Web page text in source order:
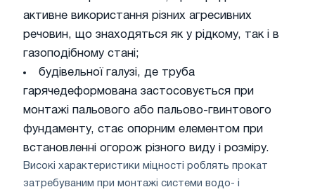
активне використання різних агресивних
речовин, що знаходяться як у рідкому, так і в
газоподібному стані;
будівельної галузі, де труба
гарячедеформована застосовується при
монтажі пальового або пальово-гвинтового
фундаменту, стає опорним елементом при
встановленні огорож різного виду і розміру.
Високі характеристики міцності роблять прокат
затребуваним при монтажі системи водо- і